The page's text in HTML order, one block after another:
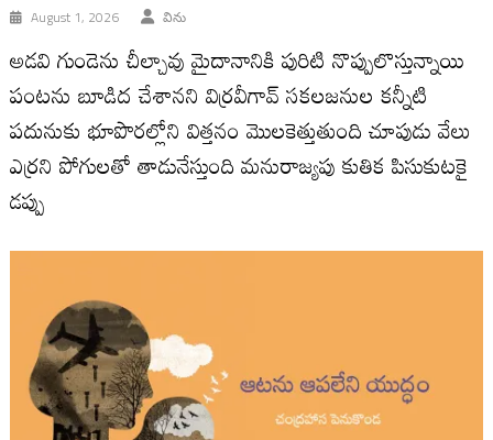
August 1, 2026 విను
అడవి గుండెను చీల్చావు మైదానానికి పురిటి నొప్పులొస్తున్నాయి
పంటను బూడిద చేశానని విర్రవీగావ్ సకలజనుల కన్నీటి
పదునుకు భూపొరల్లోని విత్తనం మొలకెత్తుతుంది చూపుడు వేలు
ఎర్రని పోగులతో తాడునేస్తుంది మనురాజ్యపు కుతిక పిసుకుటకై
డప్పు